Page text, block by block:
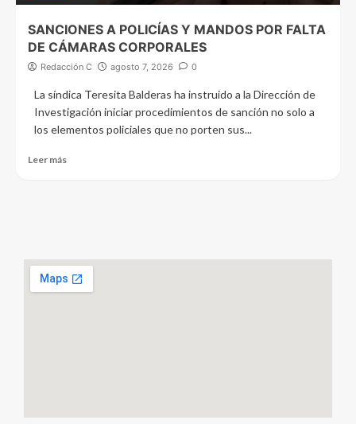
SANCIONES A POLICÍAS Y MANDOS POR FALTA
DE CÁMARAS CORPORALES
Redacción C agosto 7, 2026 0
La síndica Teresita Balderas ha instruido a la Dirección de
Investigación iniciar procedimientos de sanción no solo a
los elementos policiales que no porten sus...
Leer más